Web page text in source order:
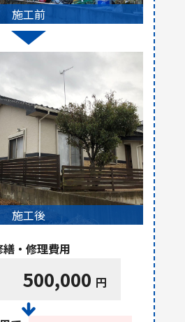
施工前
施工後
・修理費用
500,000 円